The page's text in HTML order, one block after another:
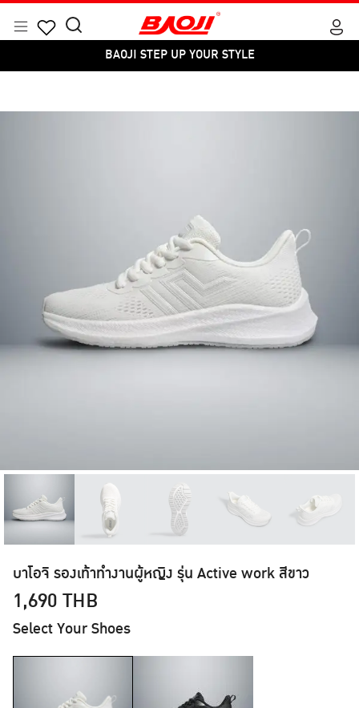
Menu
BAOJI STEP UP YOUR STYLE
บาโอจิ รองเท้าทำงานผู้หญิง รุ่น Active work สีขาว
1,690 THB
Select Your Shoes